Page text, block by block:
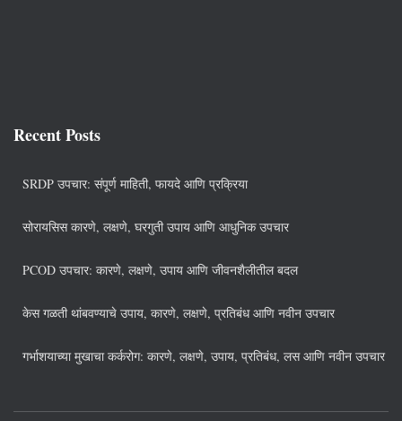
Recent Posts
SRDP उपचार: संपूर्ण माहिती, फायदे आणि प्रक्रिया
सोरायसिस कारणे, लक्षणे, घरगुती उपाय आणि आधुनिक उपचार
PCOD उपचार: कारणे, लक्षणे, उपाय आणि जीवनशैलीतील बदल
केस गळती थांबवण्याचे उपाय, कारणे, लक्षणे, प्रतिबंध आणि नवीन उपचार
गर्भाशयाच्या मुखाचा कर्करोग: कारणे, लक्षणे, उपाय, प्रतिबंध, लस आणि नवीन उपचार